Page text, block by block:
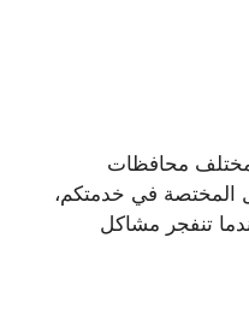
مختلف محافظات
المختصة في خدمتكم،
تنفجر مشاكل